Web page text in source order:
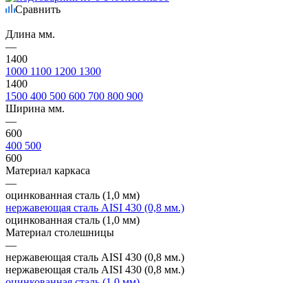
Сравнить
Длина мм.
—
1400
1000 1100 1200 1300
1400
1500 400 500 600 700 800 900
Ширина мм.
—
600
400 500
600
Материал каркаса
—
оцинкованная сталь (1,0 мм)
нержавеющая сталь AISI 430 (0,8 мм.)
оцинкованная сталь (1,0 мм)
Материал столешницы
—
нержавеющая сталь AISI 430 (0,8 мм.)
нержавеющая сталь AISI 430 (0,8 мм.)